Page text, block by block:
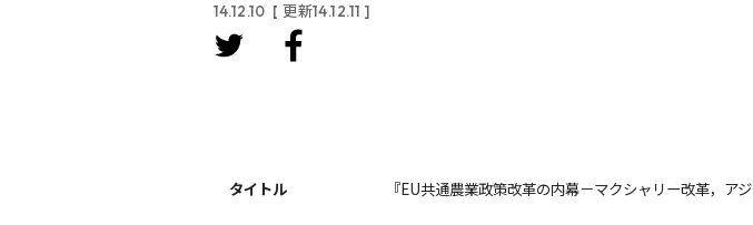
14.12.10 [ 更新14.12.11 ]
タイトル 『EU共通農業政策改革の内幕－マクシャリー改革，ア